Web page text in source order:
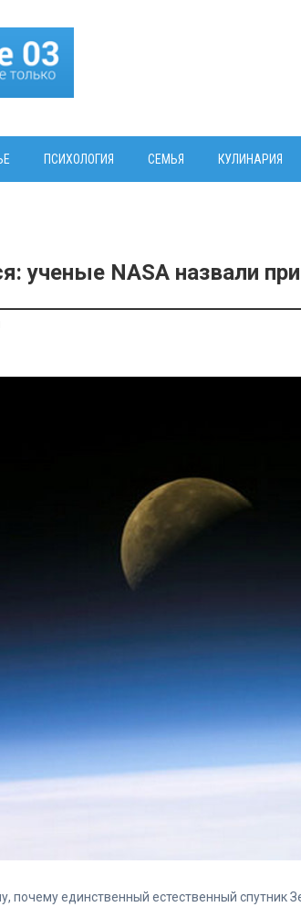
ПСИХОЛОГИЯ СЕМЬЯ КУЛИНАРИЯ
ученые NASA назвали
почему единственный естественный спутник